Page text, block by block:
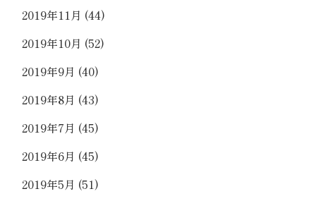
2019年11月 (44)
2019年10月 (52)
2019年9月 (40)
2019年8月 (43)
2019年7月 (45)
2019年6月 (45)
2019年5月 (51)